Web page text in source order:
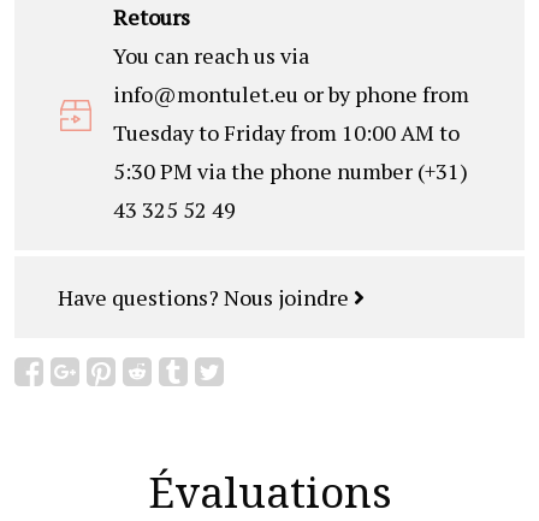
Retours
You can reach us via
info@montulet.eu or by phone from
Tuesday to Friday from 10:00 AM to
5:30 PM via the phone number (+31)
43 325 52 49
Have questions? Nous joindre
Évaluations